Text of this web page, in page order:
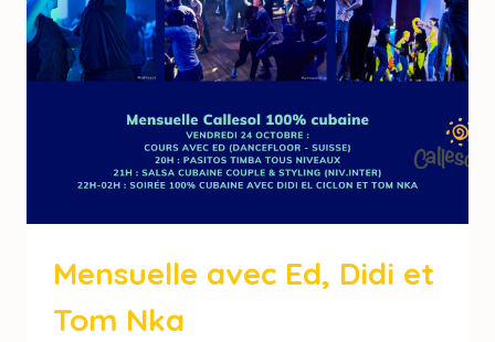
Mensuelle avec Ed, Didi et
Tom Nka